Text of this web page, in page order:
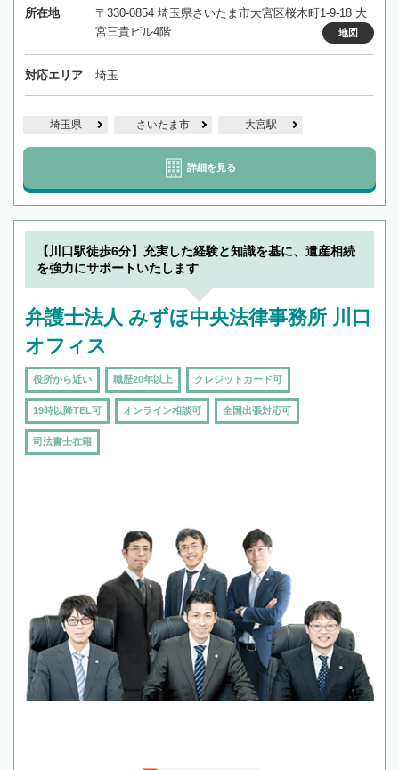
所在地
〒330-0854 埼玉県さいたま市大宮区桜木町1-9-18 大
宮三貴ビル4階
地図
対応エリア 埼玉
埼玉県 さいたま市 大宮駅
詳細を見る
【川口駅徒歩6分】充実した経験と知識を基に、遺産相続
を強力にサポートいたします
弁護士法人 みずほ中央法律事務所 川口
オフィス
役所から近い 職歴20年以上 クレジットカード可
19時以降TEL可 オンライン相談可 全国出張対応可
司法書士在籍